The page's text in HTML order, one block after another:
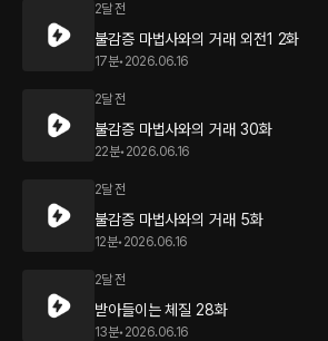
2달 전
불감증 마법사와의 거래 외전1 2화
17분• 2026.06.16
2달 전
불감증 마법사와의 거래 30화
22분• 2026.06.16
2달 전
불감증 마법사와의 거래 5화
12분• 2026.06.16
2달 전
받아들이는 체질 28화
13분• 2026.06.16